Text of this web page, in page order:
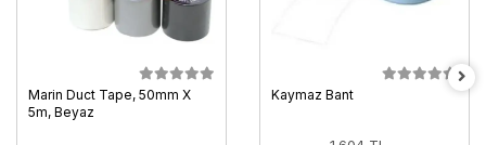
Marin Duct Tape, 50mm X
5m, Beyaz
Kaymaz Bant